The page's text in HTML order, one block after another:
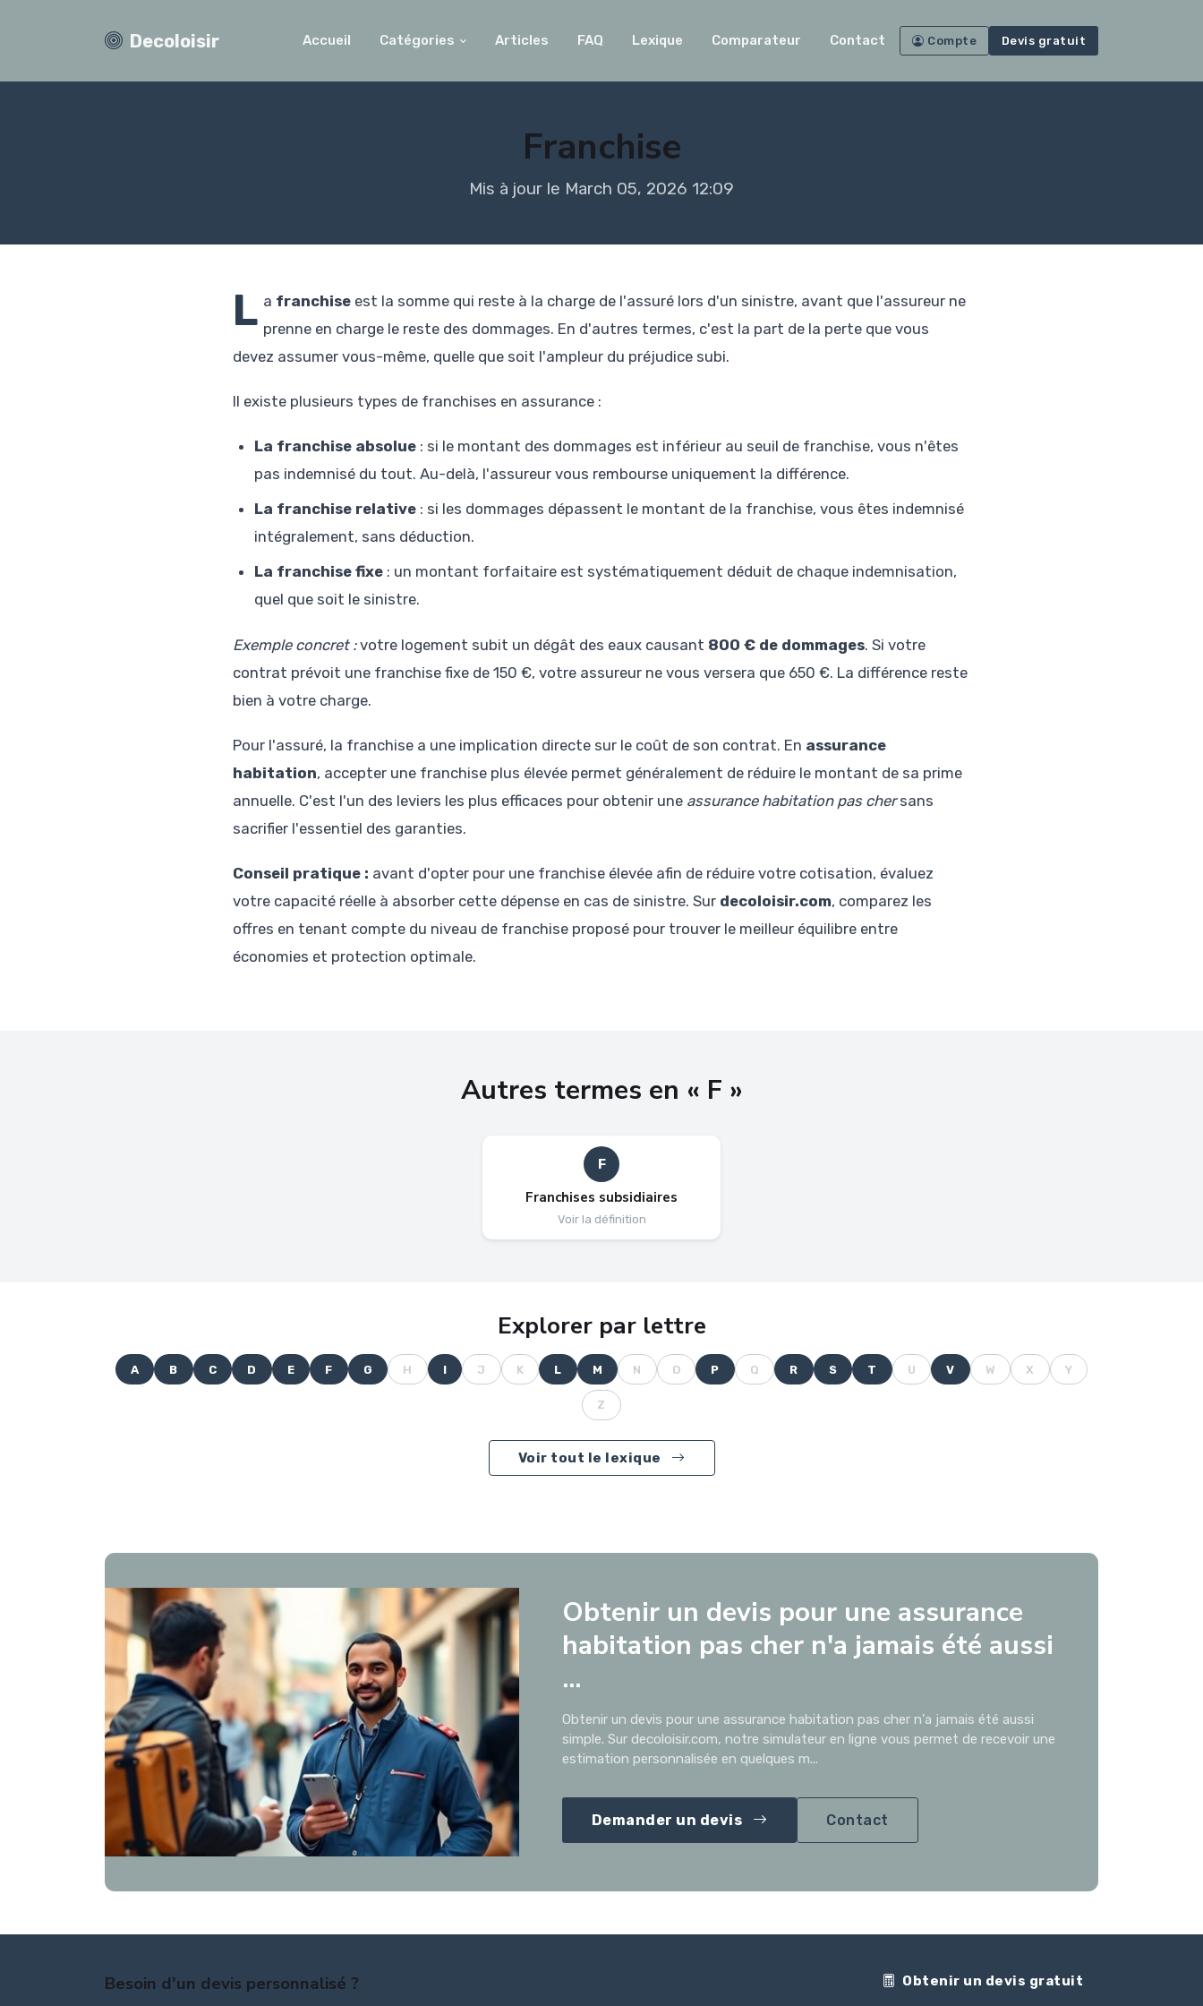
Decoloisir Accueil Catégories Articles FAQ Lexique Comparateur Contact Compte Devis gratuit
Franchise
Mis à jour le March 05, 2026 12:09
L a franchiseest la somme qui reste à la charge de l'assuré lors d'un sinistre, avant que l'assureur ne
prenne en charge le reste des dommages. En d'autres termes, c'est la part de la perte que vous
devez assumer vous-même, quelle que soit l'ampleur du préjudice subi.
Il existe plusieurs types de franchises en assurance :
La franchise absolue: si le montant des dommages est inférieur au seuil de franchise, vous n'êtes
pas indemnisé du tout. Au-delà, l'assureur vous rembourse uniquement la différence.
La franchise relative: si les dommages dépassent le montant de la franchise, vous êtes indemnisé
intégralement, sans déduction.
La franchise fixe: un montant forfaitaire est systématiquement déduit de chaque indemnisation,
quel que soit le sinistre.
Exemple concret :votre logement subit un dégât des eaux causant 800 € de dommages. Si votre
contrat prévoit une franchise fixe de 150 €, votre assureur ne vous versera que 650 €. La différence reste
bien à votre charge.
Pour l'assuré, la franchise a une implication directe sur le coût de son contrat. En assurance
habitation, accepter une franchise plus élevée permet généralement de réduire le montant de sa prime
annuelle. C'est l'un des leviers les plus efficaces pour obtenir une assurance habitation pas chersans
sacrifier l'essentiel des garanties.
Conseil pratique : avant d'opter pour une franchise élevée afin de réduire votre cotisation, évaluez
votre capacité réelle à absorber cette dépense en cas de sinistre. Sur decoloisir.com, comparez les
offres en tenant compte du niveau de franchise proposé pour trouver le meilleur équilibre entre
économies et protection optimale.
Autres termes en « F »
F
Franchises subsidiaires
Voir la définition
Explorer par lettre
A B C D E F G H I J K L M N O P Q R S T U V W X Y
Z
Voir tout le lexique
Obtenir un devis pour une assurance
habitation pas cher n'a jamais été aussi
...
Obtenir un devis pour une assurance habitation pas cher n'a jamais été aussi
simple. Sur decoloisir.com, notre simulateur en ligne vous permet de recevoir une
estimation personnalisée en quelques m...
Demander un devis Contact
Besoin d'un devis personnalisé ? Obtenir un devis gratuit